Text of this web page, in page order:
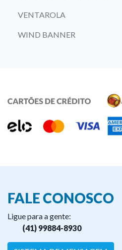
VENTAROLA
WIND BANNER
FALE CONOSCO
Ligue para a gente:
(41) 99884-8930